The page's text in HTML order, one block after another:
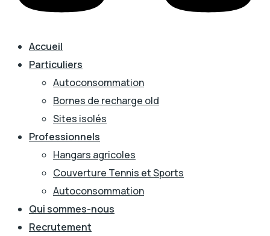
Accueil
Particuliers
Autoconsommation
Bornes de recharge old
Sites isolés
Professionnels
Hangars agricoles
Couverture Tennis et Sports
Autoconsommation
Qui sommes-nous
Recrutement